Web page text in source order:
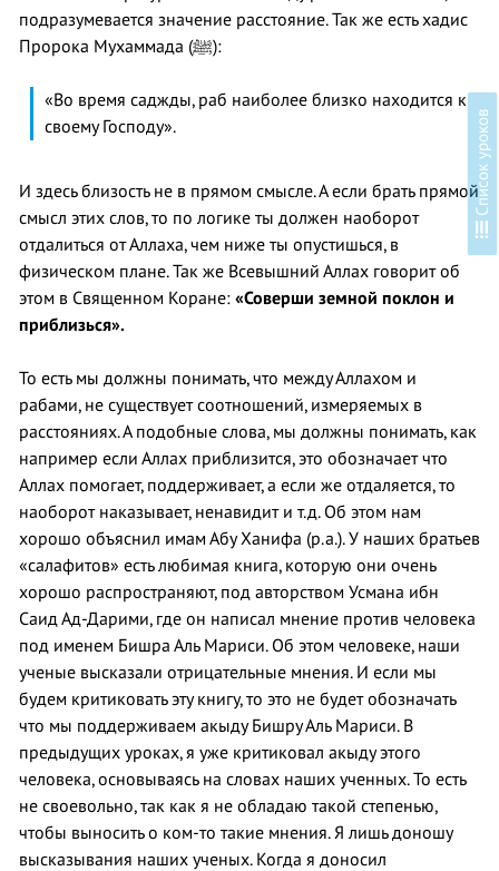
в
подразумевается значение расстояние. Так же есть хадис
Пророка Мухаммада (ﷺ):
«Во время саджды, раб наиболее близко находится к
своему Господу».
И здесь близость не в прямом смысле. А если брать прямой
смысл этих слов, то по логике ты должен наоборот
отдалиться от Аллаха, чем ниже ты опустишься, в
физическом плане. Так же Всевышний Аллах говорит об
этом в Священном Коране: «Соверши земной поклон и
приблизься».
То есть мы должны понимать, что между Аллахом и
рабами, не существует соотношений, измеряемых в
расстояниях. А подобные слова, мы должны понимать, как
например если Аллах приблизится, это обозначает что
Аллах помогает, поддерживает, а если же отдаляется, то
наоборот наказывает, ненавидит и т.д. Об этом нам
хорошо объяснил имам Абу Ханифа (р.а.). У наших братьев
«салафитов» есть любимая книга, которую они очень
хорошо распространяют, под авторством Усмана ибн
Саид Ад-Дарими, где он написал мнение против человека
под именем Бишра Аль Мариси. Об этом человеке, наши
ученые высказали отрицательные мнения. И если мы
будем критиковать эту книгу, то это не будет обозначать
что мы поддерживаем акыду Бишру Аль Мариси. В
предыдущих уроках, я уже критиковал акыду этого
человека, основываясь на словах наших ученных. То есть
не своевольно, так как я не обладаю такой степенью,
чтобы выносить о ком-то такие мнения. Я лишь доношу
высказывания наших ученых. Когда я доносил